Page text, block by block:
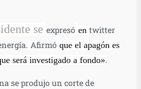
se expresó en twitter
Afirmóque el apagón es
será investigado a fondo».
se produjo un corte de